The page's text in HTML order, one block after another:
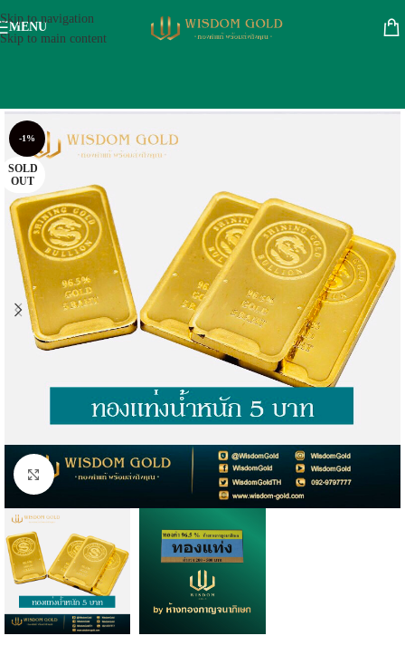
Skip to navigation
Skip to main content
MENU
-1%
SOLD
OUT
Click to enlarge